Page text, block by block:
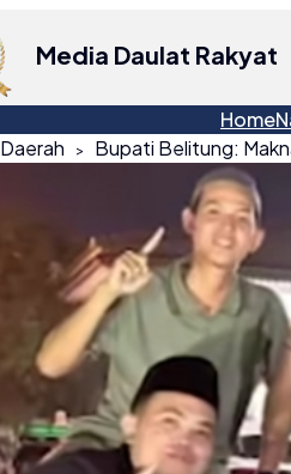
Media Daulat Rakyat
Home
Daerah